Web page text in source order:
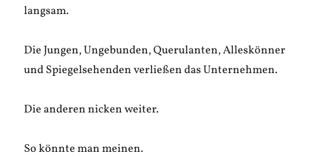
langsam.
Die Jungen, Ungebunden, Querulanten, Alleskönner
und Spiegelsehenden verließen das Unternehmen.
Die anderen nicken weiter.
So könnte man meinen.